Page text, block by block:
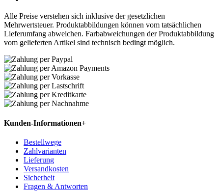
Alle Preise verstehen sich inklusive der gesetzlichen
Mehrwertsteuer. Produktabbildungen können vom tatsächlichen
Lieferumfang abweichen. Farbabweichungen der Produktabbildung
vom gelieferten Artikel sind technisch bedingt möglich.
Kunden-Informationen+
Bestellwege
Zahlvarianten
Lieferung
Versandkosten
Sicherheit
Fragen & Antworten